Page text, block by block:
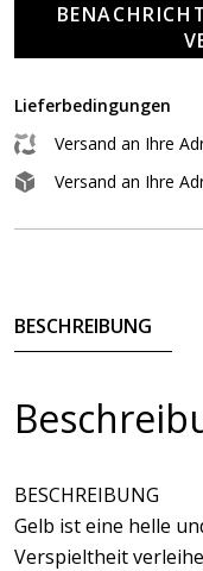
Lieferbedingungen
Versand an Ihre
Versand an Ihre
BESCHREIBUNG
BESCHREIBUNG
Gelb ist eine helle
Verspieltheit